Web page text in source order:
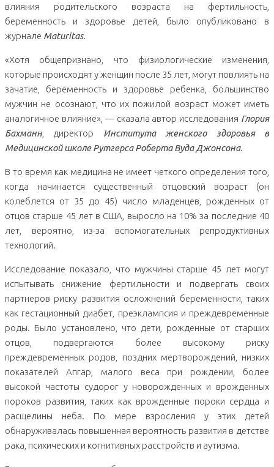
влияния родительского возраста на фертильность,
беременность и здоровье детей, было опубликовано в
журнале Maturitas.
«Хотя общепризнано, что физиологические изменения,
которые происходят у женщин после 35 лет, могут повлиять на
зачатие, беременность и здоровье ребенка, большинство
мужчин не осознают, что их пожилой возраст может иметь
аналогичное влияние», — сказала автор исследования Глория
Бахманн , директор Института женского здоровья в
Медицинской школе Рутгерса Роберта Вуда Джонсона.
В то время как медицина не имеет четкого определения того,
когда начинается существенный отцовский возраст (он
колеблется от 35 до 45) число младенцев, рожденных от
отцов старше 45 лет в США, выросло на 10% за последние 40
лет, вероятно, из-за вспомогательных репродуктивных
технологий.
Исследование показало, что мужчины старше 45 лет могут
испытывать снижение фертильности и подвергать своих
партнеров риску развития осложнений беременности, таких
как гестационный диабет, преэклампсия и преждевременные
роды. Было установлено, что дети, рожденные от старших
отцов, подвергаются более высокому риску
преждевременных родов, поздних мертворождений, низких
показателей Апгар, малого веса при рождении, более
высокой частоты судорог у новорожденных и врожденных
пороков развития, таких как врожденные пороки сердца и
расщелины неба. По мере взросления у этих детей
обнаруживалась повышенная вероятность развития в детстве
рака, психических и когнитивных расстройств и аутизма.